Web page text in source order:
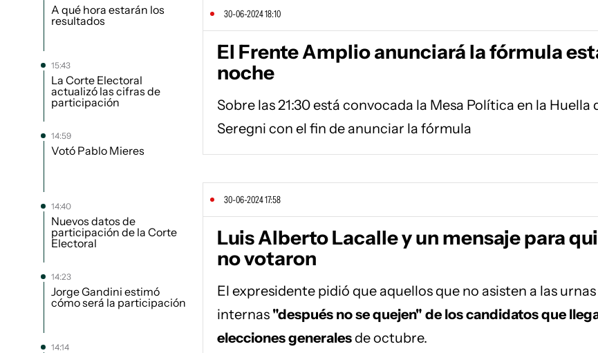
A qué hora estarán los
resultados
15:43
La Corte Electoral
actualizó las cifras de
participación
14:59
Votó Pablo Mieres
14:40
Nuevos datos de
participación de la Corte
Electoral
14:23
Jorge Gandini estimó
cómo será la participación
14:14
30-06-2024 18:10
El Frente Amplio anunciará la fórmula
noche
Sobre las 21:30 está convocada la Mesa Política en la Huella
Seregni con el fin de anunciar la fórmula
30-06-2024 17:58
Luis Alberto Lacalle y un mensaje para
no votaron
El expresidente pidió que aquellos que no asisten a las
internas"después no se quejen" de los candidatosque
elecciones generalesde octubre.